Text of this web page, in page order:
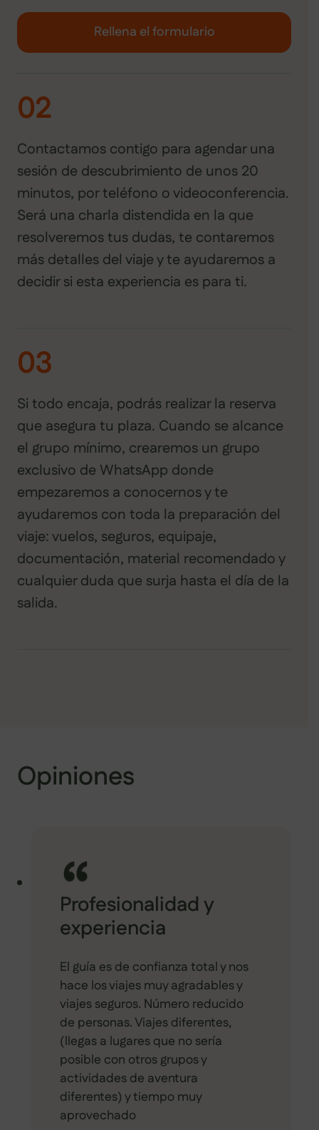
Rellena el formulario
02
Contactamos contigo para agendar una
sesión de descubrimiento de unos 20
minutos, por teléfono o videoconferencia.
Será una charla distendida en la que
resolveremos tus dudas, te contaremos
más detalles del viaje y te ayudaremos a
decidir si esta experiencia es para ti.
03
Si todo encaja, podrás realizar la reserva
que asegura tu plaza. Cuando se alcance
el grupo mínimo, crearemos un grupo
exclusivo de WhatsApp donde
empezaremos a conocernos y te
ayudaremos con toda la preparación del
viaje: vuelos, seguros, equipaje,
documentación, material recomendado y
cualquier duda que surja hasta el día de la
salida.
Opiniones
Profesionalidad y
experiencia
El guía es de confianza total y nos
hace los viajes muy agradables y
viajes seguros. Número reducido
de personas. Viajes diferentes,
(llegas a lugares que no sería
posible con otros grupos y
actividades de aventura
diferentes) y tiempo muy
aprovechado